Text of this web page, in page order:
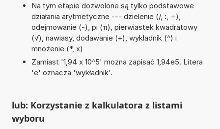
Na tym etapie dozwolone są tylko podstawowe
działania arytmetyczne --- dzielenie (/, :, ÷),
odejmowanie (-), pi (π), pierwiastek kwadratowy
(√), nawiasy, dodawanie (+), wykładnik (^) i
mnożenie (*, x)
Zamiast '1,94 x 10^5' można zapisać 1,94e5. Litera
'e' oznacza 'wykładnik'.
lub: Korzystanie z kalkulatora z listami
wyboru